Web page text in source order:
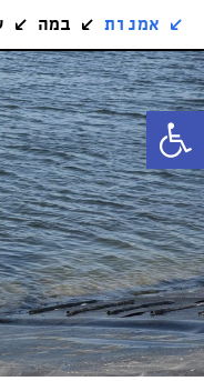
פתח סרגל נגישות
↙ אמנות ↙ במה ↙